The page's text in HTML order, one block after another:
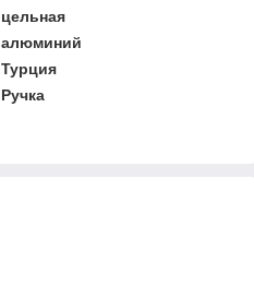
цельная
алюминий
Турция
Ручка